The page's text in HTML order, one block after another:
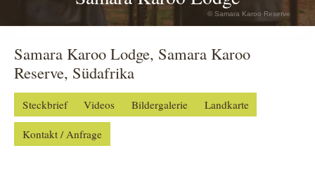
© Samara Karoo Reserve
Samara Karoo Lodge, Samara Karoo
Reserve, Südafrika
Steckbrief Videos Bildergalerie Landkarte
Kontakt / Anfrage